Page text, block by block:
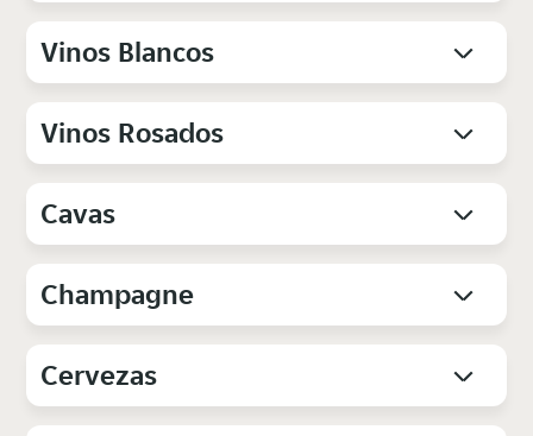
Vinos Blancos
Vinos Rosados
Cavas
Champagne
Cervezas